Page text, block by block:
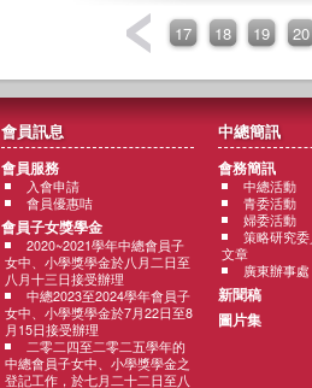
17 18 19 20
會員訊息
會員服務
入會申請
會員優惠咭
會員子女獎學金
2020~2021學年中總會員子
女中、小學獎學金於八月二日至
八月十三日接受辦理
中總2023至2024學年會員子
女中、小學獎學金於7月22日至8
月15日接受辦理
二零二四至二零二五學年的
中總會員子女中、小學獎學金之
登記工作，於七月二十二日至八
中總簡訊
會務簡訊
中總活動
青委活動
婦委活動
策略研究
文章
廣東辦事處
新聞稿
圖片集